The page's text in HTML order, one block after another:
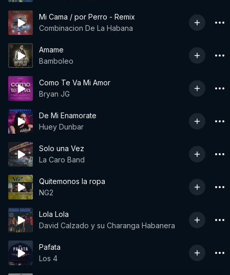
Mi Cama / por Perro - Remix
Combinacion De La Habana
Amame
Bamboleo
Como Te Va Mi Amor
Bryan JG
De Mi Enamorate
Huey Dunbar
Solo una Vez
La Caro Band
Quitemonos la ropa
NG2
Lola Lola
David Calzado y su Charanga Habanera
Pafata
Los 4